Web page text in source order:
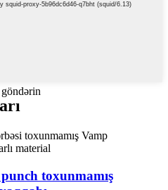
göndərin
toxunmamış